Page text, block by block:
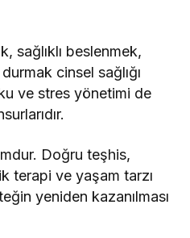
sağlıklı beslenmek,
cinsel sağlığı
ve stres yönetimi de
Doğru teşhis,
terapi ve yaşam tarzı
yeniden kazanılması